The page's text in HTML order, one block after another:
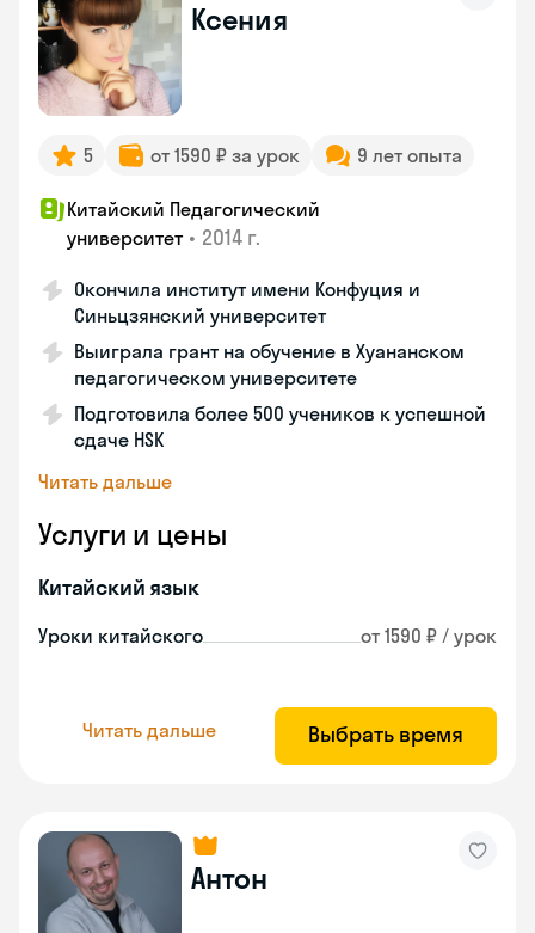
Ксения
5 от 1590 ₽ за урок 9 лет опыта
Китайский Педагогический
университет • 2014 г.
Окончила институт имени Конфуция и
Синьцзянский университет
Выиграла грант на обучение в Хуананском
педагогическом университете
Подготовила более 500 учеников к успешной
сдаче HSK
Читать дальше
Услуги и цены
Китайский язык
Уроки китайского от 1590 ₽ / урок
Читать дальше Выбрать время
Антон